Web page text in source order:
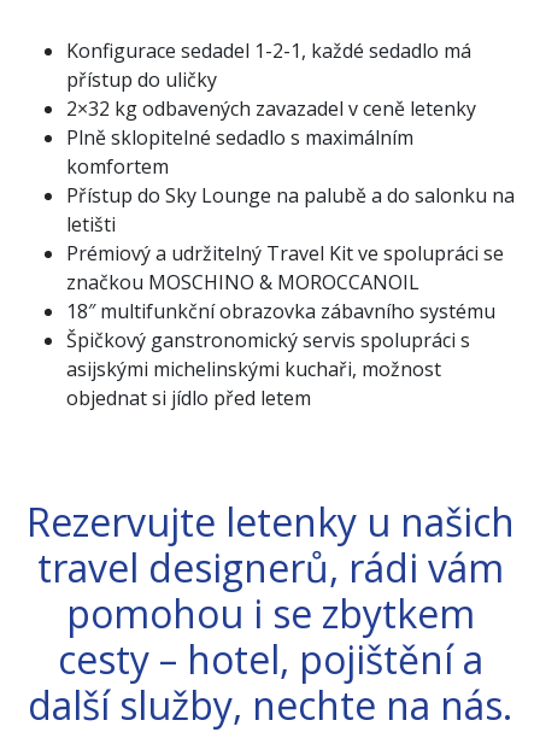
Konfigurace sedadel 1-2-1, každé sedadlo má
přístup do uličky
2×32 kg odbavených zavazadel v ceně letenky
Plně sklopitelné sedadlo s maximálním
komfortem
Přístup do Sky Lounge na palubě a do salonku na
letišti
Prémiový a udržitelný Travel Kit ve spolupráci se
značkou MOSCHINO & MOROCCANOIL
18″ multifunkční obrazovka zábavního systému
Špičkový ganstronomický servis spolupráci s
asijskými michelinskými kuchaři, možnost
objednat si jídlo před letem
Rezervujte letenky u našich
travel designerů, rádi vám
pomohou i se zbytkem
cesty – hotel, pojištění a
další služby, nechte na nás.